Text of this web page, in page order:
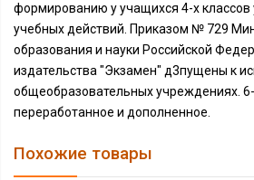
формированию у учащихся 4-х классов
учебных действий. Приказом № 729
образования и науки Российской
издательства "Экзамен" д3пущены к
общеобразовательных учреждениях.
переработанное и дополненное.
Похожие товары